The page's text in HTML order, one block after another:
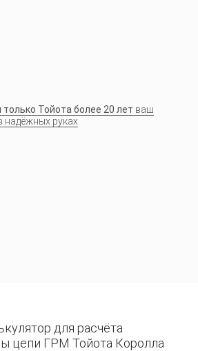
Тойота более 20 лет ваш
надёжных руках
для расчёта
цепи ГРМ Тойота Королла